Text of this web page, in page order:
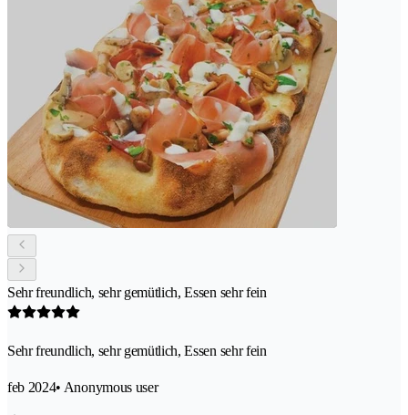
Sehr freundlich, sehr gemütlich, Essen sehr fein
Sehr freundlich, sehr gemütlich, Essen sehr fein
feb 2024• Anonymous user